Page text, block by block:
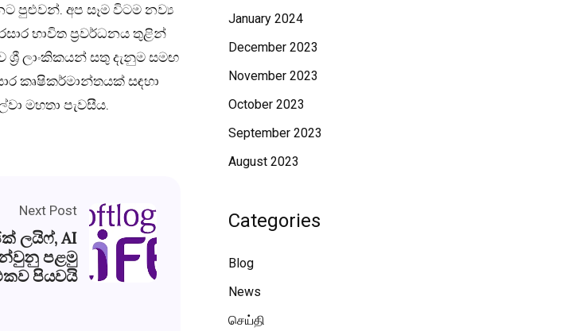
පුළුවන්. අප සෑම විටම නව්‍ය
භාවිත ප්‍රවර්ධනය තුළින්
ලාංකිකයන් සතු දැනුම සමඟ
කෘෂිකර්මාන්තයක් සඳහා
මහතා පැවසීය.
Next Post
ලයිෆ්, AI
පළමු
පියවයි
January 2024
December 2023
November 2023
October 2023
September 2023
August 2023
Categories
Blog
News
செய்தி